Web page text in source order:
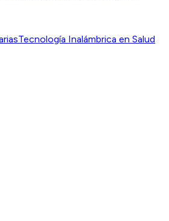
Tecnología Inalámbrica en Salud